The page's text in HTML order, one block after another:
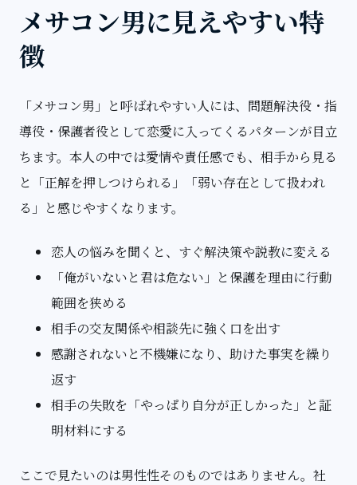
メサコン男に見えやすい特
徴
「メサコン男」と呼ばれやすい人には、問題解決役・指
導役・保護者役として恋愛に入ってくるパターンが目立
ちます。本人の中では愛情や責任感でも、相手から見る
と「正解を押しつけられる」「弱い存在として扱われ
る」と感じやすくなります。
恋人の悩みを聞くと、すぐ解決策や説教に変える
「俺がいないと君は危ない」と保護を理由に行動
範囲を狭める
相手の交友関係や相談先に強く口を出す
感謝されないと不機嫌になり、助けた事実を繰り
返す
相手の失敗を「やっぱり自分が正しかった」と証
明材料にする
ここで見たいのは男性性そのものではありません。社